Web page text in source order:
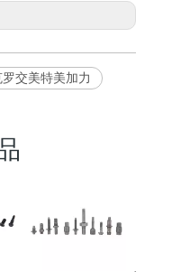
交美特美加力